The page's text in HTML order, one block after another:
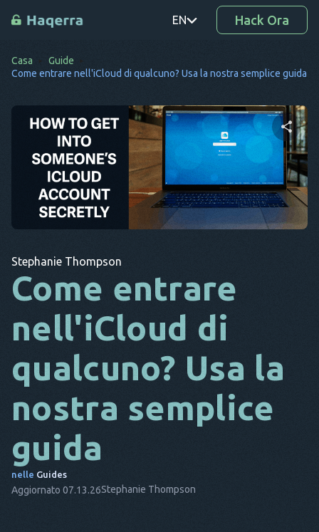
EN
PT
RO
KO
BG
CS
DA
NL
Hack Ora
Casa
Guide
Come entrare nell'iCloud di qualcuno? Usa la nostra semplice guida
Condividi questo articolo
Copia link
Stephanie Thompson
Come entrare
nell'iCloud di
qualcuno? Usa la
nostra semplice
guida
nelle Guides
Aggiornato 07.13.26Stephanie Thompson